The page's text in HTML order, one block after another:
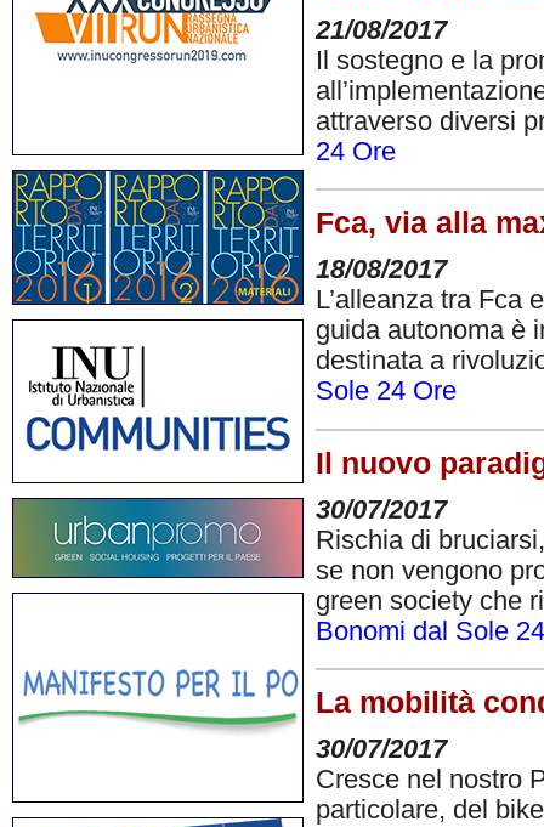
21/08/2017
Il sostegno e la
attraverso diversi
24 Ore
Fca, via alla
18/08/2017
L’alleanza tra Fca
guida autonoma è
destinata a
Sole 24 Ore
Il nuovo
30/07/2017
Rischia di
se non vengono
green society che
Bonomi dal Sole
La mobilità
30/07/2017
Cresce nel nostro
particolare, del